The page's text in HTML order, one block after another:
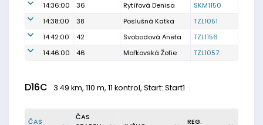
14:36:00 36 Rytířová Denisa
SKM1150
14:38:00
38 Poslušná Katka
TZL1051
14:42:00
42 Svobodová Aneta
TZL1156
14:46:00
46 Mořkovská Žofie TZL1057
D16C 3.49 km, 110 m, 11 kontrol, Start: Start1
ČAS
ČAS
REG.